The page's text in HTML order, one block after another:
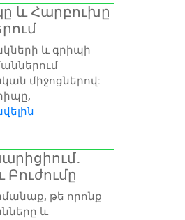
և Հարբուխը
և գրիպի
միջոցներով:
թե որոնք
և